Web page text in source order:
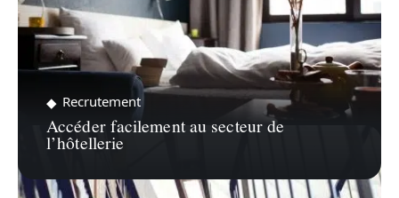
Recrutement
Accéder facilement au secteur de
l’hôtellerie